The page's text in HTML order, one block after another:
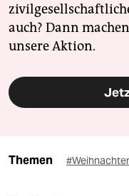
auch? Dann
unsere Aktion.
Themen